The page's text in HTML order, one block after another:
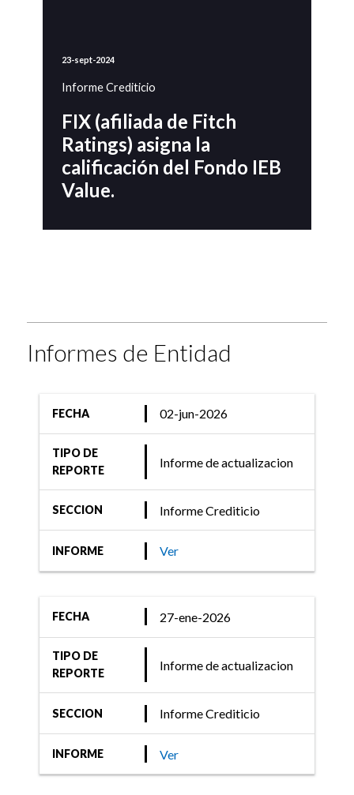
23-sept-2024
Informe Crediticio
FIX (afiliada de Fitch
Ratings) asigna la
calificación del Fondo IEB
Value.
Informes de Entidad
FECHA 02-jun-2026
TIPO DE
REPORTE
Informe de actualizacion
SECCION Informe Crediticio
INFORME Ver
FECHA 27-ene-2026
TIPO DE
REPORTE
Informe de actualizacion
SECCION Informe Crediticio
INFORME Ver